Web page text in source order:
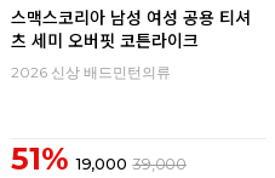
스맥스코리아 남성 여성 공용 티셔
츠 세미 오버핏 코튼라이크
2026 신상 배드민턴의류
51% 19,000 39,000